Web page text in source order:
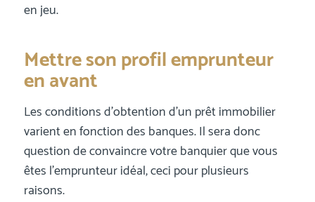
en jeu.
Mettre son profil emprunteur
en avant
Les conditions d’obtention d’un prêt immobilier
varient en fonction des banques. Il sera donc
question de convaincre votre banquier que vous
êtes l’emprunteur idéal, ceci pour plusieurs
raisons.